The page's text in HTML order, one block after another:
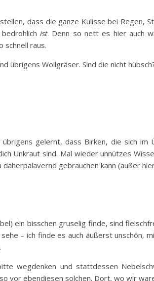
dass die ganze Kulisse bei Regen,
ist. Denn so nett es hier auch
schnell raus.
übrigens Wollgräser. Sind die nicht
übrigens gelernt, dass Birken, die sich
Unkraut sind. Mal wieder unnützes
daherpalavernd gebrauchen kann (außer
ein bisschen gruselig finde, sind
– ich finde es auch äußerst unschön,
wegdenken und stattdessen
vor ebendiesen solchen. Dort, wo wir